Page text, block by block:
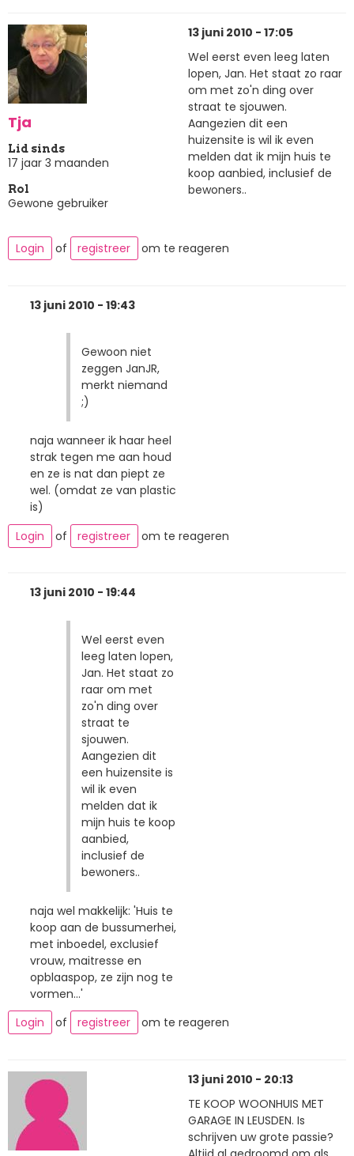
Tja
Lid sinds
17 jaar 3 maanden
Rol
Gewone gebruiker
13 juni 2010 - 17:05
Wel eerst even leeg laten
lopen, Jan. Het staat zo raar
om met zo'n ding over
straat te sjouwen.
Aangezien dit een
huizensite is wil ik even
melden dat ik mijn huis te
koop aanbied, inclusief de
bewoners..
Login of registreer om te reageren
13 juni 2010 - 19:43
Gewoon niet
zeggen JanJR,
merkt niemand
;)
naja wanneer ik haar heel
strak tegen me aan houd
en ze is nat dan piept ze
wel. (omdat ze van plastic
is)
Login
of registreer om te reageren
13 juni 2010 - 19:44
Wel eerst even
leeg laten lopen,
Jan. Het staat zo
raar om met
zo'n ding over
straat te
sjouwen.
Aangezien dit
een huizensite is
wil ik even
melden dat ik
mijn huis te koop
aanbied,
inclusief de
bewoners..
naja wel makkelijk: 'Huis te
koop aan de bussumerhei,
met inboedel, exclusief
vrouw, maitresse en
opblaaspop, ze zijn nog te
vormen...'
Login
of registreer om te reageren
13 juni 2010 - 20:13
TE KOOP WOONHUIS MET
GARAGE IN LEUSDEN. Is
schrijven uw grote passie?